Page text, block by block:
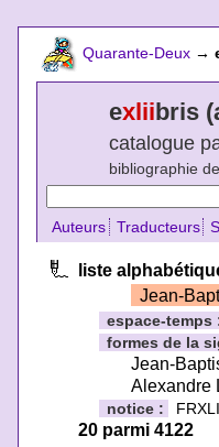
Quarante-Deux →
exliibris
catalogue
bibliographie
Auteurs Traducteurs
liste
Jean-
espace-temps
formes de la
Jean-
Alexandre
notice :
20 parmi 4122